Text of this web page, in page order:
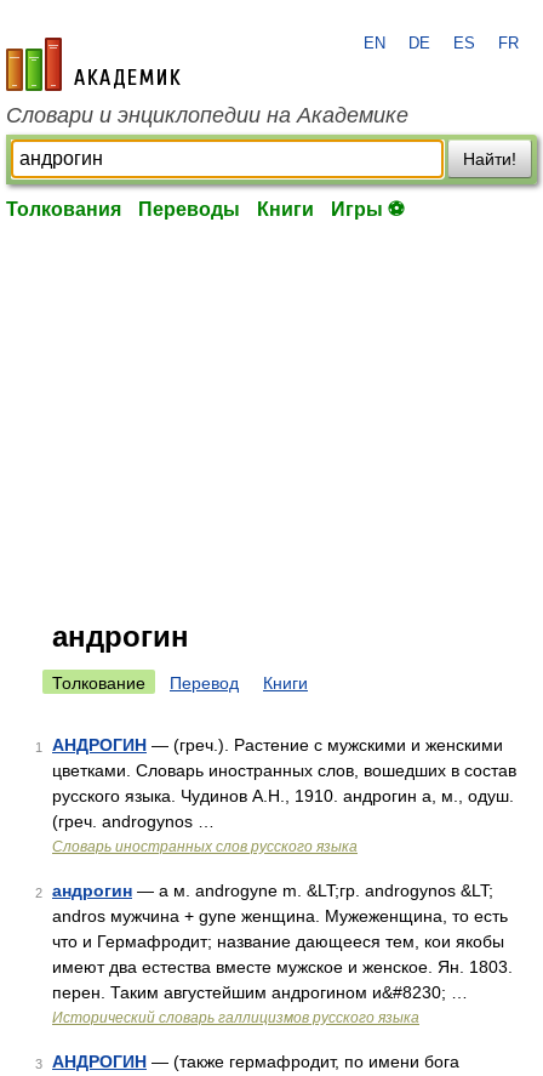
academic.ru
EN DE ES FR
Словари и энциклопедии на Академике
Найти!
Толкования Переводы Книги Игры ⚽
андрогин
Толкование Перевод Книги
1 АНДРОГИН — (греч.). Растение с мужскими и женскими
цветками. Словарь иностранных слов, вошедших в состав
русского языка. Чудинов А.Н., 1910. андрогин а, м., одуш.
(греч. androgynos …
Словарь иностранных слов русского языка
2 андрогин — а м. androgyne m. &LT;гр. androgynos &LT;
andros мужчина + gyne женщина. Мужеженщина, то есть
что и Гермафродит; название дающееся тем, кои якобы
имеют два естества вместе мужское и женское. Ян. 1803.
перен. Таким августейшим андрогином и&#8230; …
Исторический словарь галлицизмов русского языка
3 АНДРОГИН — (также гермафродит, по имени бога